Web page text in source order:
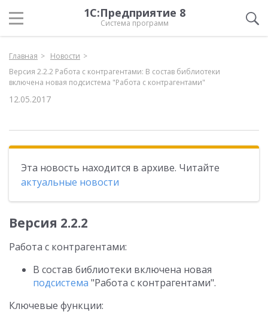
1С:Предприятие 8
Система программ
Главная
Новости
Версия 2.2.2 Работа с контрагентами: В состав библиотеки
включена новая подсистема "Работа с контрагентами"
12.05.2017
Эта новость находится в архиве. Читайте
актуальные новости
Версия 2.2.2
Работа с контрагентами:
В состав библиотеки включена новая
подсистема "Работа с контрагентами".
Ключевые функции: